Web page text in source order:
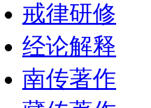
戒律研修
经论解释
南传著作